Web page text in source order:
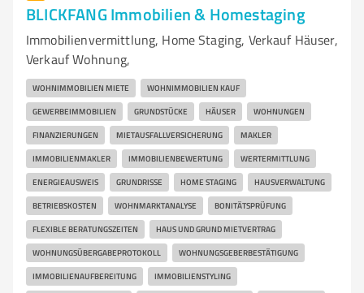
BLICKFANG Immobilien & Homestaging
Immobilienvermittlung, Home Staging, Verkauf Häuser,
Verkauf Wohnung,
WOHNIMMOBILIEN MIETE WOHNIMMOBILIEN KAUF
GEWERBEIMMOBILIEN GRUNDSTÜCKE HÄUSER WOHNUNGEN
FINANZIERUNGEN MIETAUSFALLVERSICHERUNG MAKLER
IMMOBILIENMAKLER IMMOBILIENBEWERTUNG WERTERMITTLUNG
ENERGIEAUSWEIS GRUNDRISSE HOME STAGING HAUSVERWALTUNG
BETRIEBSKOSTEN WOHNMARKTANALYSE BONITÄTSPRÜFUNG
FLEXIBLE BERATUNGSZEITEN HAUS UND GRUND MIETVERTRAG
WOHNUNGSÜBERGABEPROTOKOLL WOHNUNGSGEBERBESTÄTIGUNG
IMMOBILIENAUFBEREITUNG IMMOBILIENSTYLING